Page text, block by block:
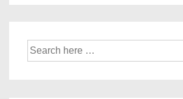
Suche
nach: